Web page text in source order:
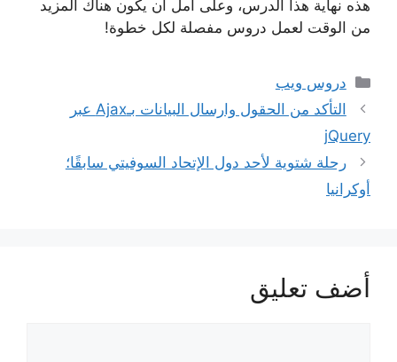
هذه نهاية هذا الدرس، وعلى أمل أن يكون هناك المزيد
من الوقت لعمل دروس مفصلة لكل خطوة!
التصنيفات
دروس ويب
التأكد من الحقول وارسال البيانات بـAjax عبر
jQuery
رحلة شتوية لأحد دول الإتحاد السوفيتي سابقًا؛
أوكرانيا
أضف تعليق